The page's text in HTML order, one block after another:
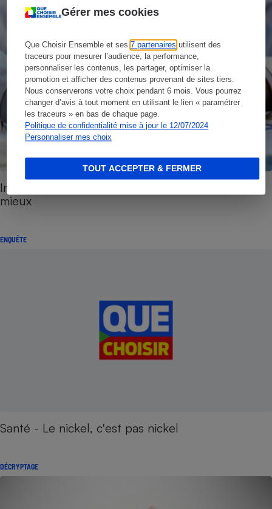
Gérer mes cookies
Que Choisir Ensemble et ses7 partenaires utilisent des
traceurs pour mesurer l’audience, la performance,
personnaliser les contenus, les partager, optimiser la
promotion et afficher des contenus provenant de sites tiers.
Nous conserverons votre choix pendant 6 mois. Vous pourrez
changer d’avis à tout moment en utilisant le lien « paramétrer
les traceurs » en bas de chaque page.
Politique de confidentialité mise à jour le 12/07/2024
Personnaliser mes choix
TOUT ACCEPTER & FERMER
Indépendance des médecins - Sans cadeau, c’est
mieux
ENQUÊTE
Santé - Le nickel, c'est pas nickel
DÉCRYPTAGE